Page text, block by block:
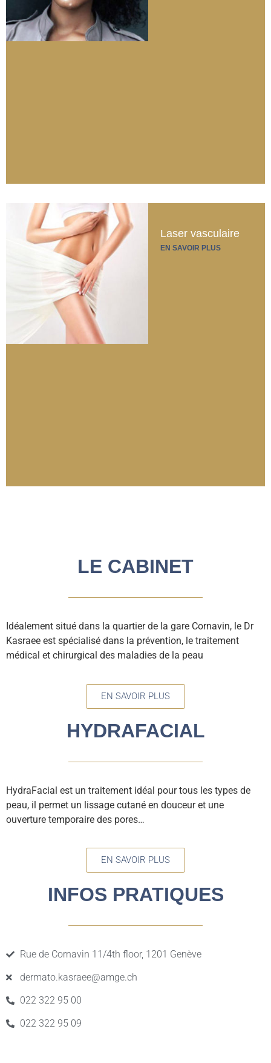
Laser vasculaire
EN SAVOIR PLUS
LE CABINET
Idéalement situé dans la quartier de la gare Cornavin, le Dr
Kasraee est spécialisé dans la prévention, le traitement
médical et chirurgical des maladies de la peau
EN SAVOIR PLUS
HYDRAFACIAL
HydraFacial est un traitement idéal pour tous les types de
peau, il permet un lissage cutané en douceur et une
ouverture temporaire des pores…
EN SAVOIR PLUS
INFOS PRATIQUES
Rue de Cornavin 11/4th floor, 1201 Genève
dermato.kasraee@amge.ch
022 322 95 00
022 322 95 09